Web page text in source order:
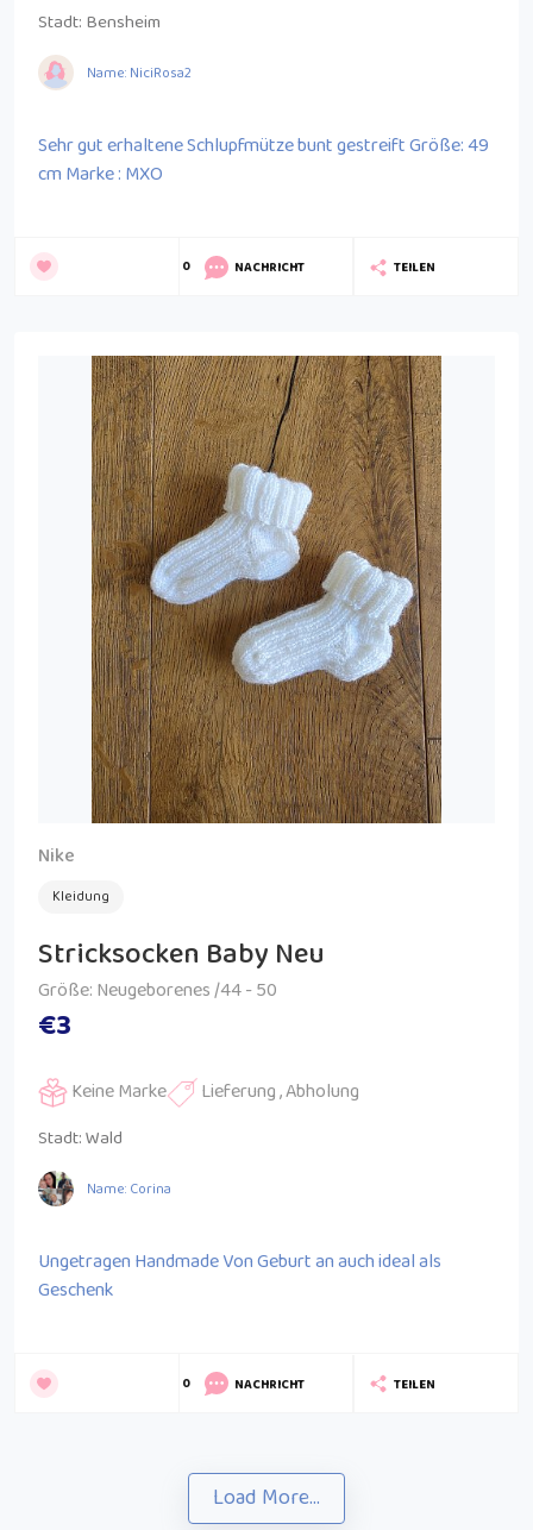
Stadt: Bensheim
Name: NiciRosa2
Sehr gut erhaltene Schlupfmütze bunt gestreift Größe: 49
cm Marke : MXO
0 NACHRICHT TEILEN
Nike
Kleidung
Stricksocken Baby Neu
Größe: Neugeborenes /44 - 50
€3
Keine Marke Lieferung , Abholung
Stadt:Wald
Name: Corina
Ungetragen Handmade Von Geburt an auch ideal als
Geschenk
0 NACHRICHT TEILEN
Load More...